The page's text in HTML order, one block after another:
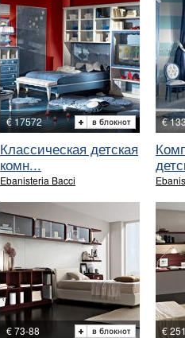
€ 17572
Классическая детская
комн...
Ebanisteria Bacci
€
€ 73-88 €